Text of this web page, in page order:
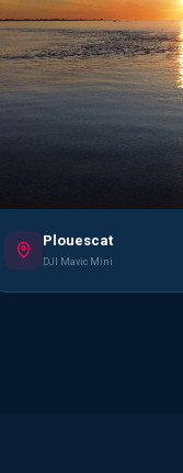
Plouescat
DJI Mavic Mini